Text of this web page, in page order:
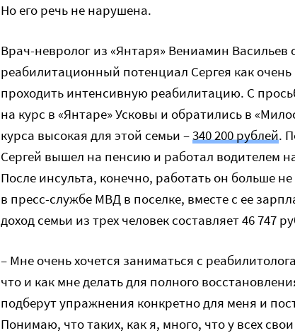
Но его речь не нарушена.
Врач-невролог из «Янтаря» Вениамин Васильев
реабилитационный потенциал Сергея как
проходить интенсивную реабилитацию. С
на курс в «Янтаре» Усковы и обратились в
курса высокая для этой семьи –340 200 рублей.
Сергей вышел на пенсию и работал водителем
После инсульта, конечно, работать он больше
в пресс-службе МВД в поселке, вместе с ее
доход семьи из трех человек составляет 46 747
– Мне очень хочется заниматься с
что и как мне делать для полного
подберут упражнения конкретно для меня и
Понимаю, что таких, как я, много, что у всех